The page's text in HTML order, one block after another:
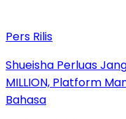
Pers Rilis
Shueisha Perluas
MILLION, Platform
Bahasa